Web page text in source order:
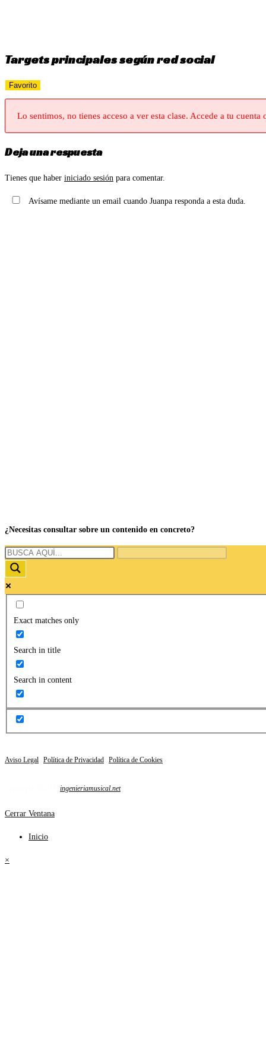
Targets principales según red social
Favorito
Lo sentimos, no tienes acceso a ver esta clase. Accede a tu
Deja una respuesta
Tienes que haber iniciado sesión para comentar.
Avísame mediante un email cuando Juanpa responda a esta duda.
¿Necesitas consultar sobre un contenido en concreto?
Exact matches only
Search in title
Search in content
Aviso Legal Política de Privacidad Política de Cookies
ingenieriamusical.net
Cerrar Ventana
Inicio
×